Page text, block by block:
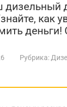
дизельный
как
деньги!
Рубрика: